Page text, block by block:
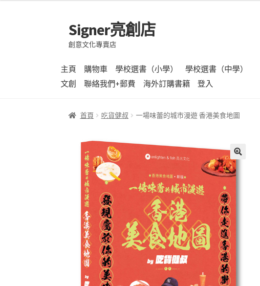
跳
至
導
列
跳
至
主
內
容
Signer亮創店
創意文化專賣店
主頁 購物車 學校選書（小學） 學校選書（中學）
文創
聯絡我們+郵費 海外訂購書籍 登入
首頁 吃貨健叔 一場味蕾的城市漫遊 香港美食地圖
🔍